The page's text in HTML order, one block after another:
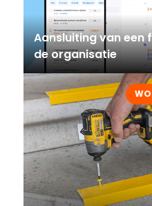
Aansluiting van een
de organisatie